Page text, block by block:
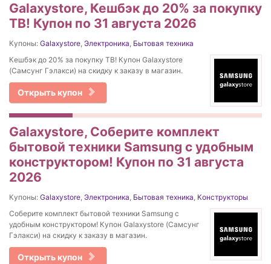
Galaxystore, Кешбэк до 20% за покупку
ТВ! Купон по 31 августа 2026
Купоны: Galaxystore, Электроника, Бытовая техника
Кешбэк до 20% за покупку ТВ! Купон Galaxystore
(Самсунг Гэлакси) на скидку к заказу в магазин.
Открыть купон
Galaxystore, Соберите комплект
бытовой техники Samsung с удобным
конструктором! Купон по 31 августа
2026
Купоны: Galaxystore, Электроника, Бытовая техника, Конструкторы
Соберите комплект бытовой техники Samsung с
удобным конструктором! Купон Galaxystore (Самсунг
Гэлакси) на скидку к заказу в магазин.
Открыть купон